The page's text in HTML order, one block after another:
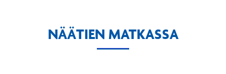
NÄÄTIEN MATKASSA